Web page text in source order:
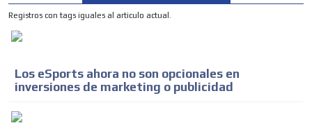
Registros con tags iguales al articulo actual.
Los eSports ahora no son opcionales en
inversiones de marketing o publicidad